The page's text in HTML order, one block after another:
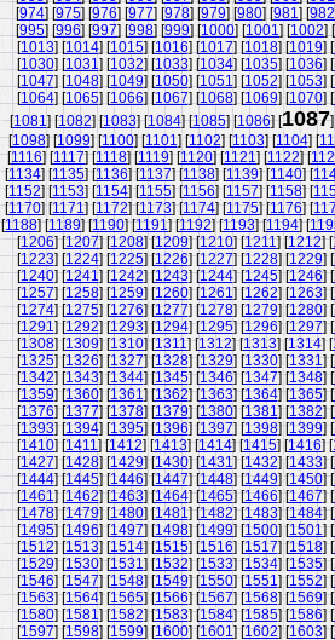
[974] [975] [976] [977] [978] [979] [980] [981] [982
[995] [996] [997] [998] [999] [1000] [1001] [1002] [
[1013] [1014] [1015] [1016] [1017] [1018] [1019] [
[1030] [1031] [1032] [1033] [1034] [1035] [1036] [
[1047] [1048] [1049] [1050] [1051] [1052] [1053] [
[1064] [1065] [1066] [1067] [1068] [1069] [1070] [
[1081] [1082] [1083] [1084] [1085] [1086] [1087
[1098] [1099] [1100] [1101] [1102] [1103] [1104] [
[1116] [1117] [1118] [1119] [1120] [1121] [1122] [
[1134] [1135] [1136] [1137] [1138] [1139] [1140] [
[1152] [1153] [1154] [1155] [1156] [1157] [1158] [
[1170] [1171] [1172] [1173] [1174] [1175] [1176] [
[1188] [1189] [1190] [1191] [1192] [1193] [1194] [
[1206] [1207] [1208] [1209] [1210] [1211] [1212] [
[1223] [1224] [1225] [1226] [1227] [1228] [1229] [
[1240] [1241] [1242] [1243] [1244] [1245] [1246] [
[1257] [1258] [1259] [1260] [1261] [1262] [1263] [
[1274] [1275] [1276] [1277] [1278] [1279] [1280] [
[1291] [1292] [1293] [1294] [1295] [1296] [1297] [
[1308] [1309] [1310] [1311] [1312] [1313] [1314] [
[1325] [1326] [1327] [1328] [1329] [1330] [1331] [
[1342] [1343] [1344] [1345] [1346] [1347] [1348] [
[1359] [1360] [1361] [1362] [1363] [1364] [1365] [
[1376] [1377] [1378] [1379] [1380] [1381] [1382] [
[1393] [1394] [1395] [1396] [1397] [1398] [1399] [
[1410] [1411] [1412] [1413] [1414] [1415] [1416] [
[1427] [1428] [1429] [1430] [1431] [1432] [1433] [
[1444] [1445] [1446] [1447] [1448] [1449] [1450] [
[1461] [1462] [1463] [1464] [1465] [1466] [1467] [
[1478] [1479] [1480] [1481] [1482] [1483] [1484] [
[1495] [1496] [1497] [1498] [1499] [1500] [1501] [
[1512] [1513] [1514] [1515] [1516] [1517] [1518] [
[1529] [1530] [1531] [1532] [1533] [1534] [1535] [
[1546] [1547] [1548] [1549] [1550] [1551] [1552] [
[1563] [1564] [1565] [1566] [1567] [1568] [1569] [
[1580] [1581] [1582] [1583] [1584] [1585] [1586] [
[1597] [1598] [1599] [1600] [1601] [1602] [1603] [